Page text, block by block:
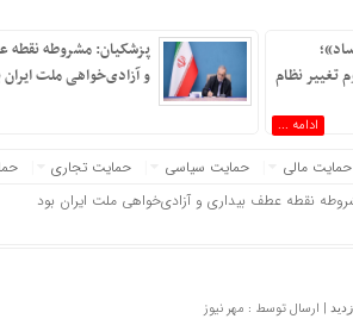
نظام
ادامه ...
پزشکیان: مشروطه نقطه
و آزادی‌خواهی ملت ایران
حمایت مالی حمایت سیاسی حمایت تجاری
نقطه عطف بیداری و آزادی‌خواهی ملت ایران بود
| ارسال توسط : مهر نیوز